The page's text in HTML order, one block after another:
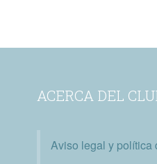
ACERCA DEL
Aviso legal y política